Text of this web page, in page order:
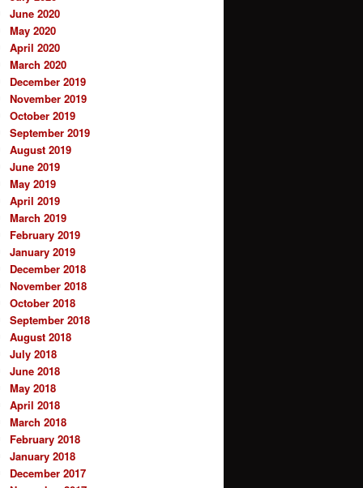
June 2020
May 2020
April 2020
March 2020
December 2019
November 2019
October 2019
September 2019
August 2019
June 2019
May 2019
April 2019
March 2019
February 2019
January 2019
December 2018
November 2018
October 2018
September 2018
August 2018
July 2018
June 2018
May 2018
April 2018
March 2018
February 2018
January 2018
December 2017